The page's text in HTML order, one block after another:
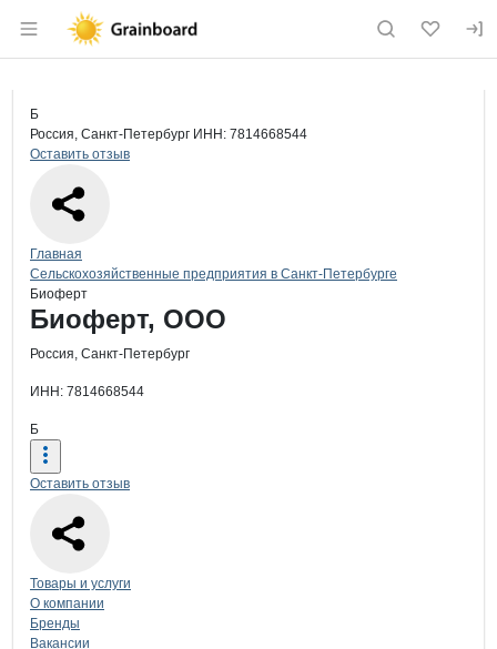
Раздел навигации по сайту
Страница компании
Страница компании
Краткая информация о компании
Б
Россия, Санкт-Петербург ИНН: 7814668544
Оставить отзыв
Навигация по сайту
Главная
Сельскохозяйственные предприятия в Санкт-Петербурге
Биоферт
Основная информация о компании
Биоферт, ООО
Россия, Санкт-Петербург
ИНН: 7814668544
Б
Оставить отзыв
Навигация по странице
Товары и услуги
О компании
Бренды
Вакансии